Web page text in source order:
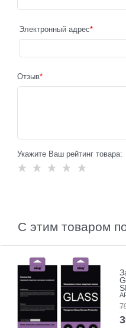
Электронный адрес
Отзыв
Укажите Ваш рейтинг товара:
С этим товаром